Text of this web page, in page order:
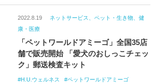
大腸がん
mierukara
ミエルカラ
H.U.グループホールディングス
2022.8.19
ネットサービス、ペット・生き物、健
康・医療
「ペットワールドアミーゴ」全国35店
舗で販売開始 「愛犬のおしっこチェッ
ク」郵送検査キット
H.U.ウェルネス
ペットワールドアミーゴ